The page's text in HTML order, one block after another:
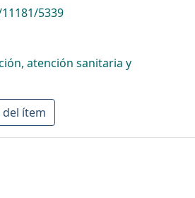
5339
atención sanitaria y
ítem